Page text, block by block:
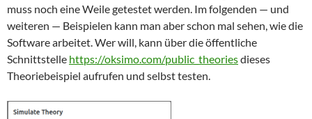
muss noch eine Weile getestet werden. Im folgenden — und
weiteren — Beispielen kann man aber schon mal sehen, wie die
Software arbeitet. Wer will, kann über die öffentliche
Schnittstelle https://oksimo.com/public_theoriesdieses
Theoriebeispiel aufrufen und selbst testen.